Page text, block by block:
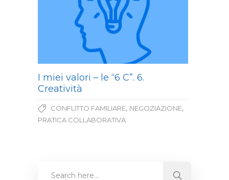
I miei valori – le “6 C”. 6.
Creatività
CONFLITTO FAMILIARE, NEGOZIAZIONE,
PRATICA COLLABORATIVA